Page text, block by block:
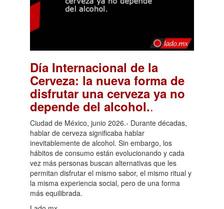
Día Internacional de la
Cerveza: la nueva forma de
disfrutar una cerveza ya no
depende del alcohol..
Ciudad de México, junio 2026.- Durante décadas,
hablar de cerveza significaba hablar
inevitablemente de alcohol. Sin embargo, los
hábitos de consumo están evolucionando y cada
vez más personas buscan alternativas que les
permitan disfrutar el mismo sabor, el mismo ritual y
la misma experiencia social, pero de una forma
más equilibrada.